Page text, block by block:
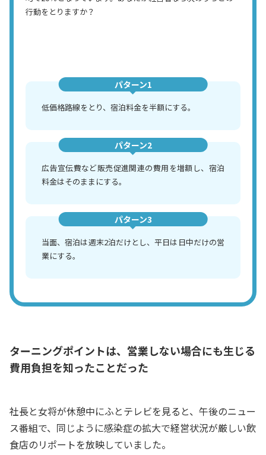
行動をとりますか？
パターン1
低価格路線をとり、宿泊料金を半額にする。
パターン2
広告宣伝費など販売促進関連の費用を増額し、宿泊
料金はそのままにする。
パターン3
当面、宿泊は週末2泊だけとし、平日は日中だけの営
業にする。
ターニングポイントは、営業しない場合にも生じる
費用負担を知ったことだった
社長と女将が休憩中にふとテレビを見ると、午後のニュー
ス番組で、同じように感染症の拡大で経営状況が厳しい飲
食店のリポートを放映していました。